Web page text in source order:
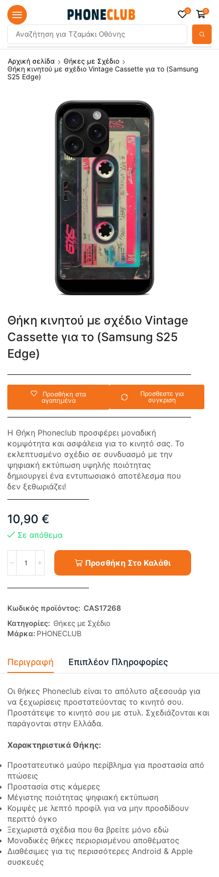
Αναζήτηση για Τζαμάκι Οθόνης
0 0
Αρχική σελίδα
Θήκες με Σχέδιο
Θήκη κινητού με σχέδιο Vintage Cassette για το (Samsung
S25 Edge)
Θήκη κινητού με σχέδιο Vintage
Cassette για το (Samsung S25
Edge)
Προσθήκη στα
αγαπημένα
Προσθεστε για
συγκριση
Η Θήκη Phoneclub προσφέρει μοναδική
κομψότητα και ασφάλεια για το κινητό σας. Το
εκλεπτυσμένο σχέδιο σε συνδυασμό με την
ψηφιακή εκτύπωση υψηλής ποιότητας
δημιουργεί ένα εντυπωσιακό αποτέλεσμα που
δεν ξεθωριάζει!
10,90 €
Σε απόθεμα
Προσθήκη Στο Καλάθι
Κωδικός προϊόντος: CAS17268
Κατηγορίες: Θήκες με Σχέδιο
Μάρκα: PHONECLUB
Περιγραφή Επιπλέον Πληροφορίες
Οι θήκες Phoneclub είναι το απόλυτο αξεσουάρ για
να ξεχωρίσεις προστατεύοντας το κινητό σου.
Προστάτεψε το κινητό σου με στυλ. Σχεδιάζονται και
παράγονται στην Ελλάδα.
Χαρακτηριστικά Θήκης:
Προστατευτικό μαύρο περίβλημα για προστασία από
πτώσεις
Προστασία στις κάμερες
Μέγιστης ποιότητας ψηφιακή εκτύπωση
Κομψές με λεπτό προφίλ για να μην προσδίδουν
περιττό όγκο
Ξεχωριστά σχέδια που θα βρείτε μόνο εδώ
Μοναδικές θήκες περιορισμένου αποθέματος
Διαθέσιμες για τις περισσότερες Android & Apple
συσκευές